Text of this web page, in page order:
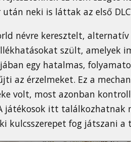
neki is láttak az első
névre keresztelt,
szült, amelyek
egy hatalmas,
az érzelmeket. Ez a
volt, most azonban
játékosok itt találkozhatnak
kulcsszerepet fog játszani a